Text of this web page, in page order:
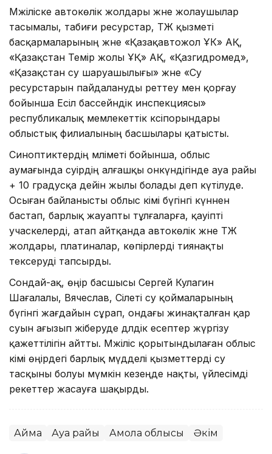
Мәжіліске автокөлік жолдары және жолаушылар
тасымалы, табиғи ресурстар, ТЖ қызметі
басқармаларының және «Қазақавтожол ҰК» АҚ,
«Қазақстан Темір жолы ҰҚ» АҚ, «Қазгидромед»,
«Қазақстан су шаруашылығы» және «Су
ресурстарын пайдалануды реттеу мен қорғау
бойынша Есіл бассейндік инспекциясы»
республикалық мемлекеттік кәсіпорындары
облыстық филиалының басшылары қатысты.
Синоптиктердің мәліметі бойынша, облыс
аумағында сәуірдің алғашқы онкүндігінде ауа райы
+ 10 градусқа дейін жылы болады деп күтілуде.
Осыған байланысты облыс әкімі бүгінгі күннен
бастап, барлық жауапты тұлғаларға, қауіпті
учаскелерді, атап айтқанда автокөлік және ТЖ
жолдары, платиналар, көпірлерді тиянақты
тексеруді тапсырды.
Сондай-ақ, өңір басшысы Сергей Кулагин
Шағалалы, Вячеслав, Сілеті су қоймаларының
бүгінгі жағдайын сұрап, ондағы жинақталған қар
суын ағызып жіберуде дәлдік есептер жүргізу
қажеттілігін айтты. Мәжіліс қорытындылаған облыс
әкімі өңірдегі барлық мүдделі қызметтерді су
тасқыны болуы мүмкін кезеңде нақты, үйлесімді
әрекеттер жасауға шақырды.
Аймақ Ауа райы Ақмола облысы Әкім